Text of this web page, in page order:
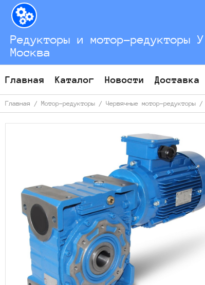
Перейти
содержимому
Редукторы и мотор-редукторы
Москва
Главная Каталог Новости
Главная / Мотор-редукторы / Червячные мотор-редукторы /